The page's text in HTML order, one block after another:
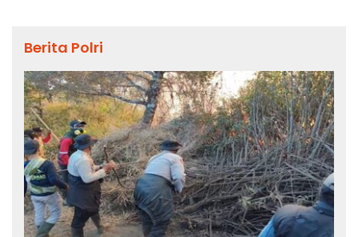
Berita Polri